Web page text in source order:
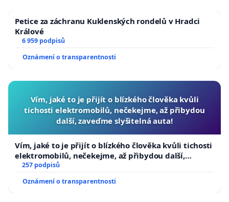
Petice za záchranu Kuklenských rondelů v Hradci
Králové
6 959 podpisů
Oznámení o transparentnosti
Vím, jaké to je přijít o blízkého člověka kvůli
tichosti elektromobilů, nečekejme, až přibydou
další, zaveďme slyšitelná auta!
Vím, jaké to je přijít o blízkého člověka kvůli tichosti
elektromobilů, nečekejme, až přibydou další,
zaveďme slyšitelná auta!
257 podpisů
Oznámení o transparentnosti